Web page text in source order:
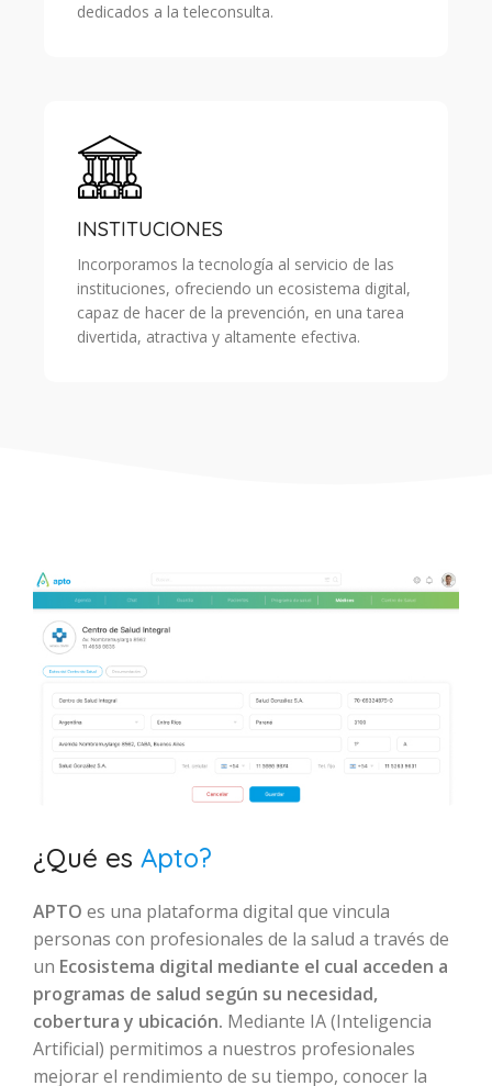
dedicados a la teleconsulta.
INSTITUCIONES
Incorporamos la tecnología al servicio de las
instituciones, ofreciendo un ecosistema digital,
capaz de hacer de la prevención, en una tarea
divertida, atractiva y altamente efectiva.
¿Qué es Apto?
APTO es una plataforma digital que vincula
personas con profesionales de la salud a través de
un Ecosistema digital mediante el cual acceden a
programas de salud según su necesidad,
cobertura y ubicación. Mediante IA (Inteligencia
Artificial) permitimos a nuestros profesionales
mejorar el rendimiento de su tiempo, conocer la